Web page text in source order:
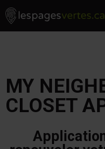
Skip to content
Les Pages Vertes - Go to homepage
MY
CLOSET